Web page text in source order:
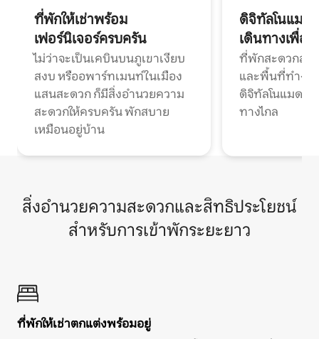
ที่พักให้เช่าพร้อม
เฟอร์นิเจอร์ครบครัน
ไม่ว่าจะเป็นเคบินบนภูเขาเงียบ
สงบ หรืออพาร์ทเมนท์ในเมือง
แสนสะดวก ก็มีสิ่งอำนวยความ
สะดวกให้ครบครัน พักสบาย
เหมือนอยู่บ้าน
ดิจิทัลโนแมด
เดินทางเพื่อ
ที่พักสะดวกสบ
และพื้นที่ทำงา
ดิจิทัลโนแมดแ
ทางไกล
สิ่งอำนวยความสะดวกและสิทธิประโยชน์
สำหรับการเข้าพักระยะยาว
ที่พักให้เช่าตกแต่งพร้อมอยู่